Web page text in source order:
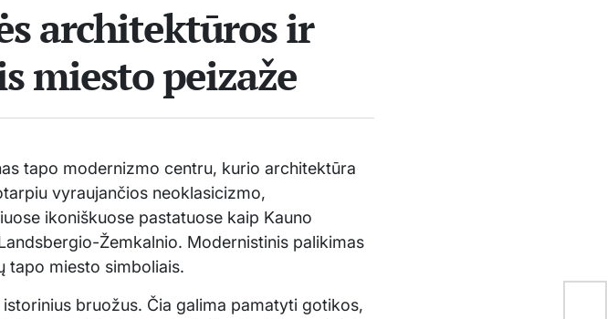
architektūros ir
miesto peizaže
tapo modernizmo centru, kurio architektūra
vyraujančios neoklasicizmo,
ikoniškuose pastatuose kaip Kauno
Žemkalnio. Modernistinis palikimas
tapo miesto simboliais.
bruožus. Čia galima pamatyti gotikos,